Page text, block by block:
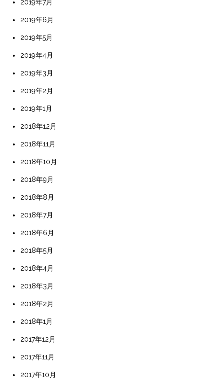
2019年7月
2019年6月
2019年5月
2019年4月
2019年3月
2019年2月
2019年1月
2018年12月
2018年11月
2018年10月
2018年9月
2018年8月
2018年7月
2018年6月
2018年5月
2018年4月
2018年3月
2018年2月
2018年1月
2017年12月
2017年11月
2017年10月